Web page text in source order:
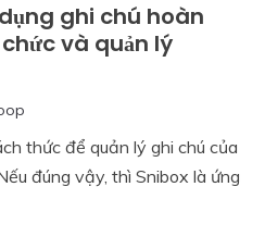
ghi chú hoàn
và quản lý
thức để quản lý ghi chú của
đúng vậy, thì Snibox là ứng